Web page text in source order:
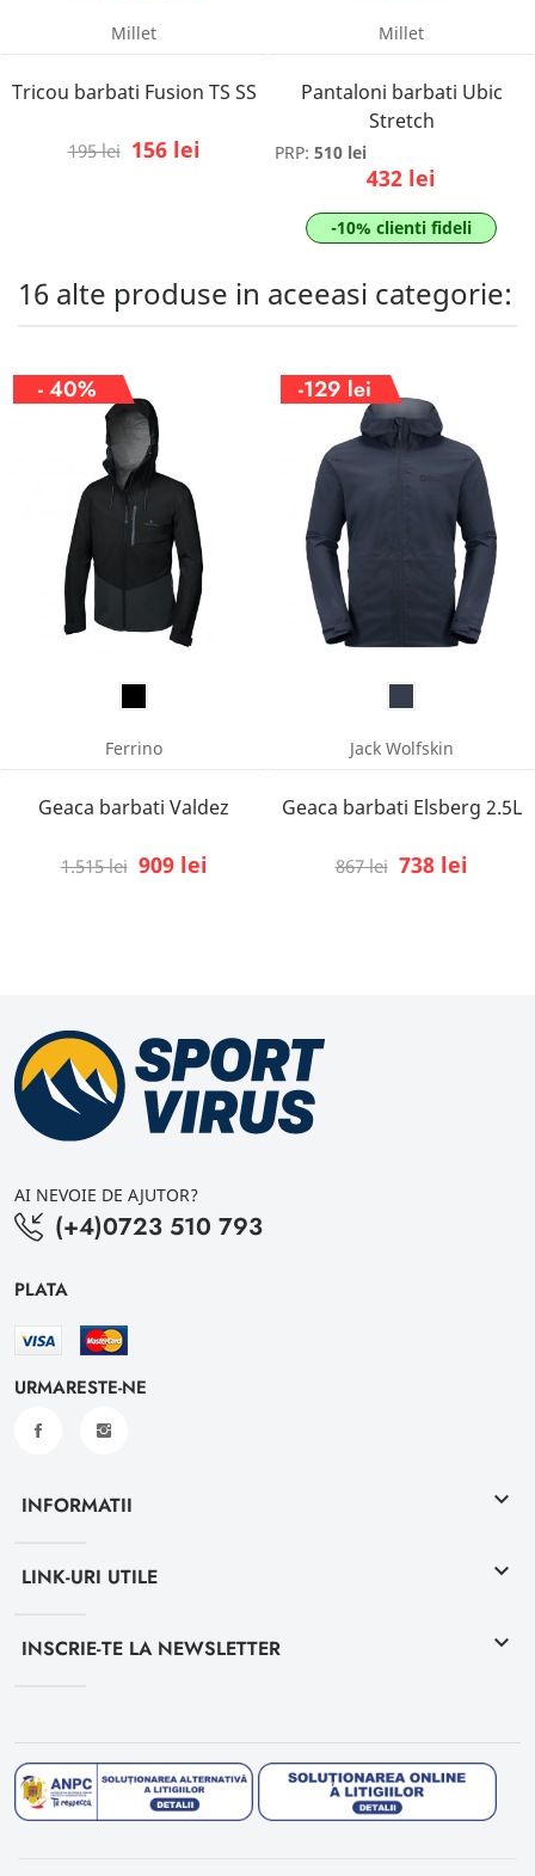
Millet
Tricou barbati Fusion TS SS
195 lei 156 lei
Millet
Pantaloni barbati Ubic
Stretch
PRP: 510 lei
432 lei
-10% clienti fideli
16 alte produse in aceeasi categorie:
- 40%
Ferrino
Geaca barbati Valdez
1.515 lei 909 lei
-129 lei
Jack Wolfskin
Geaca barbati Elsberg 2.5L
867 lei 738 lei
AI NEVOIE DE AJUTOR?
(+4)0723 510 793
PLATA
URMARESTE-NE
INFORMATII keyboard_arrow_down
LINK-URI UTILE keyboard_arrow_down
INSCRIE-TE LA NEWSLETTER keyboard_arrow_down